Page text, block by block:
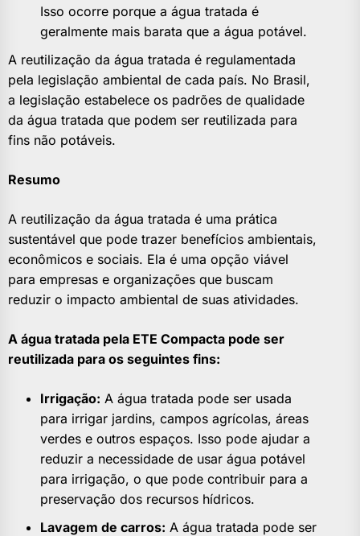
Isso ocorre porque a água tratada é
geralmente mais barata que a água potável.
A reutilização da água tratada é regulamentada
pela legislação ambiental de cada país. No Brasil,
a legislação estabelece os padrões de qualidade
da água tratada que podem ser reutilizada para
fins não potáveis.
Resumo
A reutilização da água tratada é uma prática
sustentável que pode trazer benefícios ambientais,
econômicos e sociais. Ela é uma opção viável
para empresas e organizações que buscam
reduzir o impacto ambiental de suas atividades.
A água tratada pela ETE Compacta pode ser
reutilizada para os seguintes fins:
Irrigação: A água tratada pode ser usada
para irrigar jardins, campos agrícolas, áreas
verdes e outros espaços. Isso pode ajudar a
reduzir a necessidade de usar água potável
para irrigação, o que pode contribuir para a
preservação dos recursos hídricos.
Lavagem de carros: A água tratada pode ser